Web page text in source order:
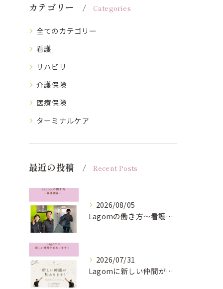
カテゴリー Categories
全てのカテゴリー
看護
リハビリ
介護保険
医療保険
ターミナルケア
最近の投稿 Recent Posts
2026/08/05
Lagomの働き方〜看護師編〜
2026/07/31
Lagomに新しい仲間が加わります！